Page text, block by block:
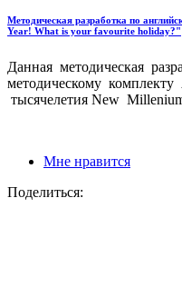
Методическая разработка по
Year! What is your favourite holiday?"
Данная методическая
методическому
тысячелетия New
Мне нравится
Поделиться: